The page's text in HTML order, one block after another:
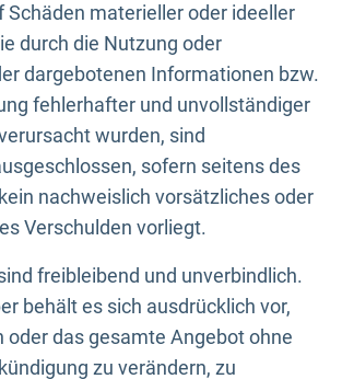
Schäden materieller oder ideeller
durch die Nutzung oder
dargebotenen Informationen bzw.
fehlerhafter und unvollständiger
wurden, sind
sofern seitens des
nachweislich vorsätzliches oder
Verschulden vorliegt.
freibleibend und unverbindlich.
behält es sich ausdrücklich vor,
oder das gesamte Angebot ohne
zu verändern, zu